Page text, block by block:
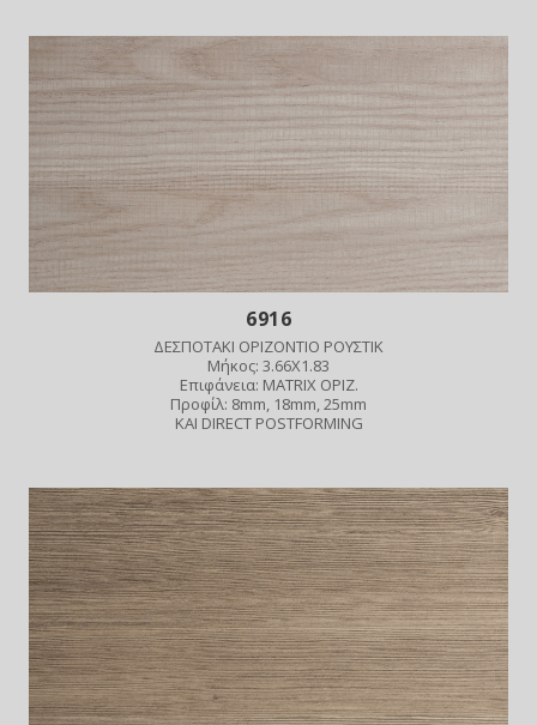
6916
ΔΕΣΠΟΤΑΚΙ ΟΡΙΖΟΝΤΙΟ ΡΟΥΣΤΙΚ
Μήκος: 3.66X1.83
Επιφάνεια: MATRIX ΟΡΙΖ.
Προφίλ: 8mm, 18mm, 25mm
ΚΑΙ DIRECT POSTFORMING